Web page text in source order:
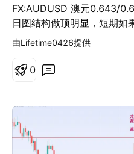
FX:AUDUSD 澳元0.643/
日图结构做顶明显，短期如
价格下跌风险骤增，下方需
由Lifetime0426提供
0